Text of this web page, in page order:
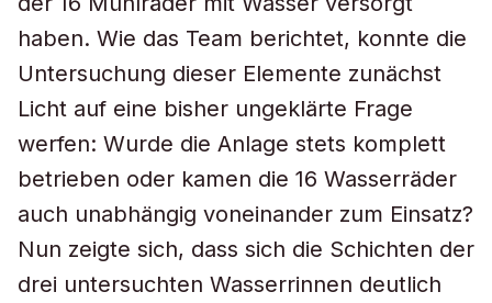
haben. Wie das Team berichtet, konnte die
Untersuchung dieser Elemente zunächst
Licht auf eine bisher ungeklärte Frage
werfen: Wurde die Anlage stets komplett
betrieben oder kamen die 16 Wasserräder
auch unabhängig voneinander zum Einsatz?
Nun zeigte sich, dass sich die Schichten der
drei untersuchten Wasserrinnen deutlich